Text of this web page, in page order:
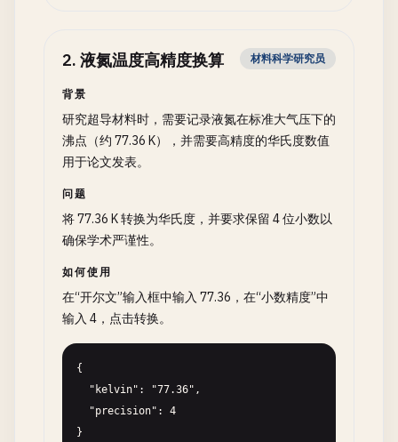
2. 液氮温度高精度换算 材料科学研究员
背景
研究超导材料时，需要记录液氮在标准大气压下的
沸点（约 77.36 K），并需要高精度的华氏度数值
用于论文发表。
问题
将 77.36 K 转换为华氏度，并要求保留 4 位小数以
确保学术严谨性。
如何使用
在“开尔文”输入框中输入 77.36，在“小数精度”中
输入 4，点击转换。
{
}